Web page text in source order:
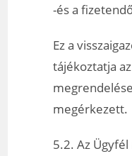
-és a
Ez a
tájékoztatja
megérkezett.
5.2. Az